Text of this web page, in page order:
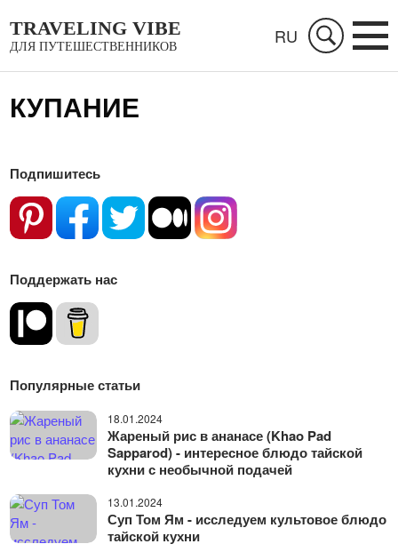
TRAVELING VIBE
ДЛЯ ПУТЕШЕСТВЕННИКОВ RU
КУПАНИЕ
Подпишитесь
Поддержать нас
Популярные статьи
18.01.2024
Жареный рис в ананасе (Khao Pad
Sapparod) - интересное блюдо тайской
кухни с необычной подачей
13.01.2024
Суп Том Ям - исследуем культовое блюдо
тайской кухни